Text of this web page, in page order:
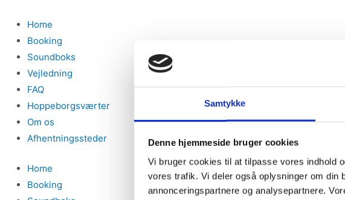
Samtykke
Denne hjemmeside bruger cookies
Vi bruger cookies til at tilpasse vores indhold
vores trafik. Vi deler også oplysninger om din
annonceringspartnere og analysepartnere.
Home
Booking
Soundboks
Vejledning
FAQ
Hoppeborgsværter
Om os
Afhentningssteder
Home
Booking